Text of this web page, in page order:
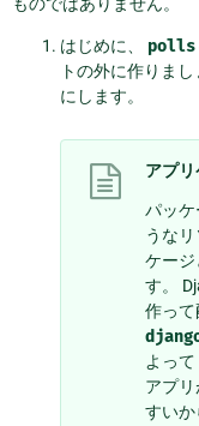
ものではありません。
はじめに、 polls
トの外に作りまし
にします。
アプ
パッケ
うな
ケージ
す。
作って
よっ
アプ
すいか